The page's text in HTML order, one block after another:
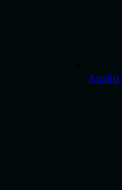
Analisi